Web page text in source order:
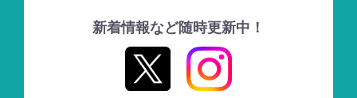
新着情報など随時更新中！